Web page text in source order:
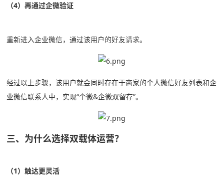
（4）再通过企微验证
重新进入企业微信，通过该用户的好友请求。
经过以上步骤，该用户就会同时存在于商家的个人微信好友列表和企
业微信联系人中，实现“个微&企微双留存”。
三、为什么选择双载体运营？
（1）触达更灵活